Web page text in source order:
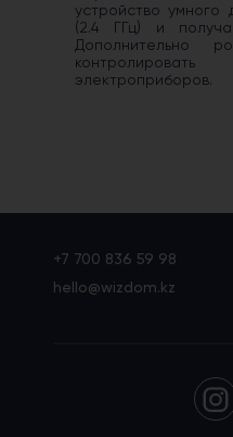
устройство
(2.4 ГГц) и
Дополнительно
электроприборов.
+7 700 836 59 98
hello@wizdom.kz